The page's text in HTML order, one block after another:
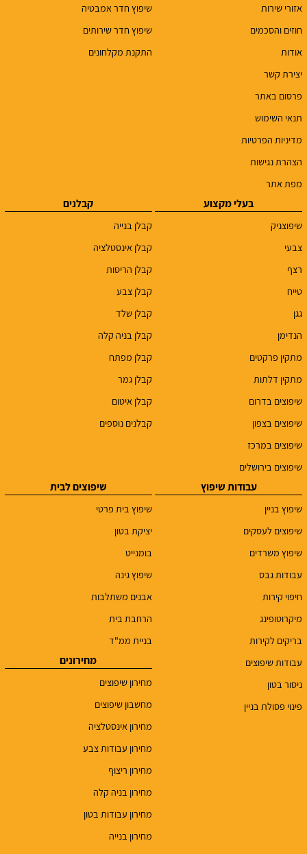
אזורי שירות
חוזים והסכמים
אודות
יצירת קשר
פרסום באתר
תנאי השימוש
מדיניות הפרטיות
הצהרת נגישות
מפת אתר
שיפוץ חדר אמבטיה
שיפוץ חדר שירותים
התקנת מקלחונים
בעלי מקצוע
שיפוצניק
צבעי
רצף
טייח
גגן
הנדימן
מתקין פרקטים
מתקין דלתות
שיפוצים בדרום
שיפוצים בצפון
שיפוצים במרכז
שיפוצים בירושלים
קבלנים
קבלן בנייה
קבלן אינסטלציה
קבלן הריסות
קבלן צבע
קבלן שלד
קבלן בניה קלה
קבלן מפתח
קבלן גמר
קבלן איטום
קבלנים נוספים
עבודות שיפוץ
שיפוץ בניין
שיפוצים לעסקים
שיפוץ משרדים
עבודות גבס
חיפוי קירות
מיקרוטופינג
בריקים לקירות
עבודות שיפוצים
ניסור בטון
פינוי פסולת בניין
שיפוצים לבית
שיפוץ בית פרטי
יציקת בטון
בומנייט
שיפוץ גינה
אבנים משתלבות
הרחבת בית
בניית ממ"ד
מחירונים
מחירון שיפוצים
מחשבון שיפוצים
מחירון אינסטלציה
מחירון עבודות צבע
מחירון ריצוף
מחירון בניה קלה
מחירון עבודות בטון
מחירון בנייה